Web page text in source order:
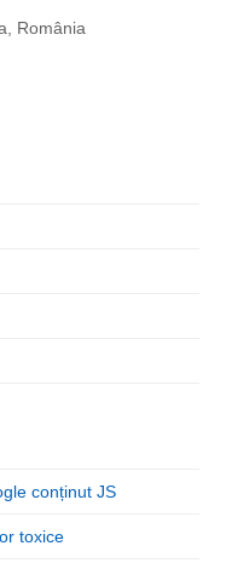
România
conținut JS
toxice